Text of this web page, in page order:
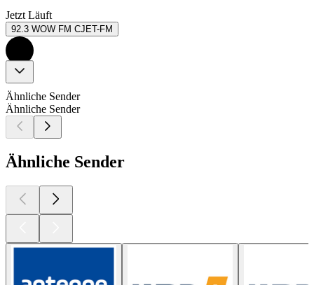
Jetzt Läuft
92.3 WOW FM CJET-FM
Ähnliche Sender
Ähnliche Sender
Ähnliche Sender